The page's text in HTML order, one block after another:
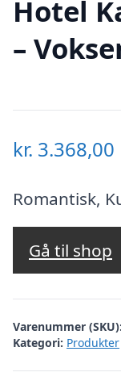
Hotel
–
kr. 3.368,00
Romantisk,
Gå til shop
Varenummer (SKU):
Kategori: Produkter